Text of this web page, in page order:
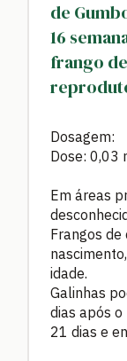
de
16
frango
Dosagem:
Dose: 0,03
Em áreas
Frangos de
idade.
Galinhas
dias após
21 dias e